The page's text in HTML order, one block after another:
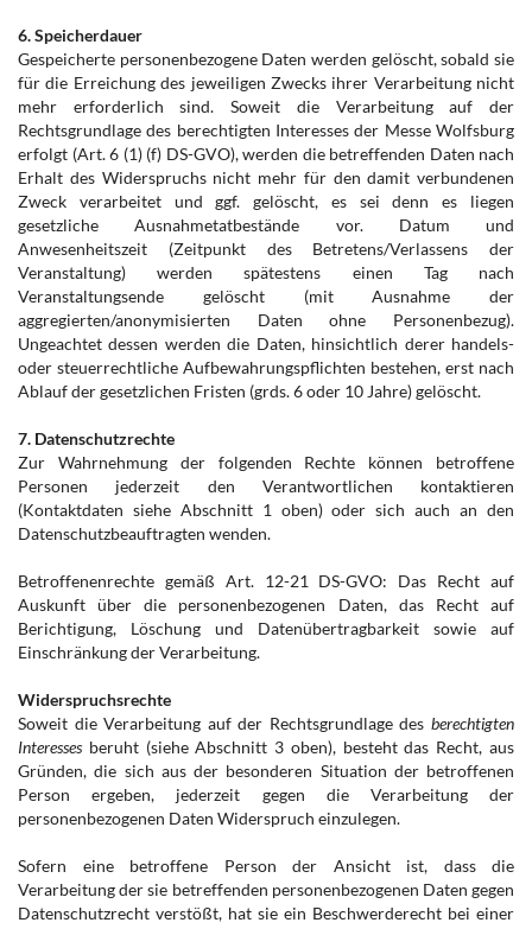
6. Speicherdauer
Gespeicherte personenbezogene Daten werden gelöscht, sobald sie
für die Erreichung des jeweiligen Zwecks ihrer Verarbeitung nicht
mehr erforderlich sind. Soweit die Verarbeitung auf der
Rechtsgrundlage des berechtigten Interesses der Messe Wolfsburg
erfolgt (Art. 6 (1) (f) DS-GVO), werden die betreffenden Daten nach
Erhalt des Widerspruchs nicht mehr für den damit verbundenen
Zweck verarbeitet und ggf. gelöscht, es sei denn es liegen
gesetzliche Ausnahmetatbestände vor. Datum und
Anwesenheitszeit (Zeitpunkt des Betretens/Verlassens der
Veranstaltung) werden spätestens einen Tag nach
Veranstaltungsende gelöscht (mit Ausnahme der
aggregierten/anonymisierten Daten ohne Personenbezug).
Ungeachtet dessen werden die Daten, hinsichtlich derer handels-
oder steuerrechtliche Aufbewahrungspflichten bestehen, erst nach
Ablauf der gesetzlichen Fristen (grds. 6 oder 10 Jahre) gelöscht.
7. Datenschutzrechte
Zur Wahrnehmung der folgenden Rechte können betroffene
Personen jederzeit den Verantwortlichen kontaktieren
(Kontaktdaten siehe Abschnitt 1 oben) oder sich auch an den
Datenschutzbeauftragten wenden.
Betroffenenrechte gemäß Art. 12-21 DS-GVO: Das Recht auf
Auskunft über die personenbezogenen Daten, das Recht auf
Berichtigung, Löschung und Datenübertragbarkeit sowie auf
Einschränkung der Verarbeitung.
Widerspruchsrechte
Soweit die Verarbeitung auf der Rechtsgrundlage des berechtigten
Interesses beruht (siehe Abschnitt 3 oben), besteht das Recht, aus
Gründen, die sich aus der besonderen Situation der betroffenen
Person ergeben, jederzeit gegen die Verarbeitung der
personenbezogenen Daten Widerspruch einzulegen.
Sofern eine betroffene Person der Ansicht ist, dass die
Verarbeitung der sie betreffenden personenbezogenen Daten gegen
Datenschutzrecht verstößt, hat sie ein Beschwerderecht bei einer